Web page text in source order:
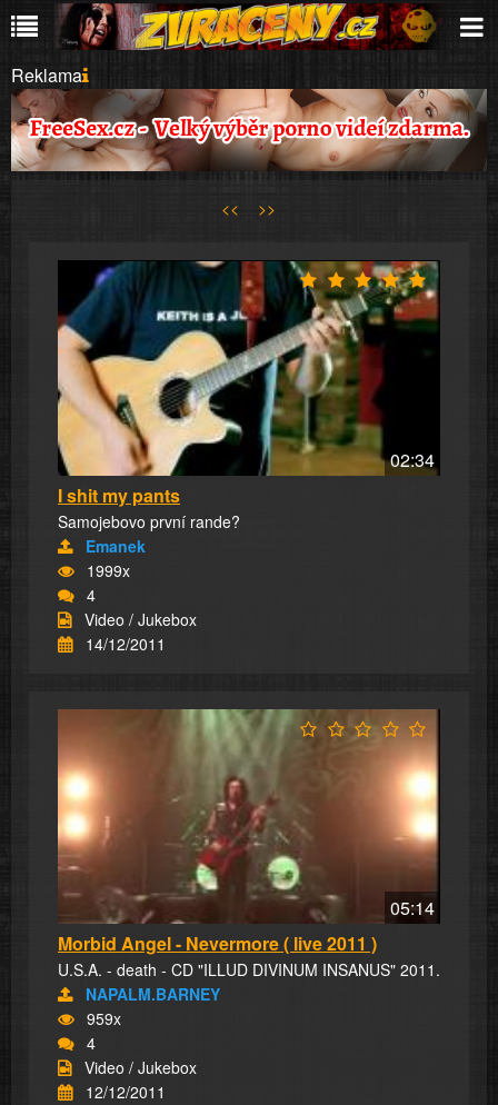
Reklama
<< >>
02:34
I shit my pants
Samojebovo první rande?
Emanek
1999x
4
Video / Jukebox
14/12/2011
05:14
Morbid Angel - Nevermore ( live 2011 )
U.S.A. - death - CD "ILLUD DIVINUM INSANUS" 2011.
NAPALM.BARNEY
959x
4
Video / Jukebox
12/12/2011